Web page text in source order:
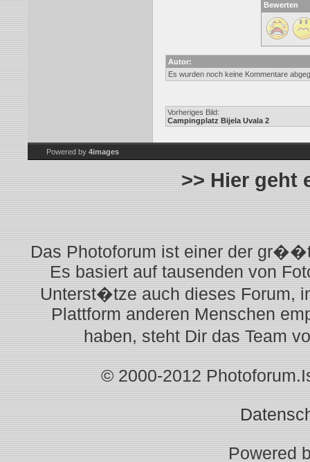
Bewerten
Autor:
Es wurden noch keine Kommentare
Vorheriges Bild:
Campingplatz Bijela Uvala 2
Powered by 4images
>> Hier geht
Das Photoforum ist einer der
Es basiert auf tausenden von
Unterst�tze auch dieses Forum,
Plattform anderen Menschen
haben, steht Dir das Team
© 2000-2012
Powered